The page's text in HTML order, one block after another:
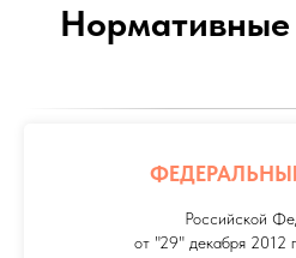
Российской
от "29" декабря